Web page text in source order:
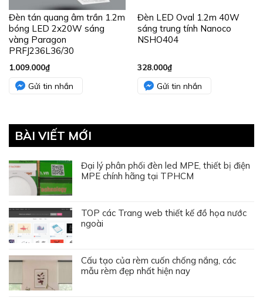
Đèn tán quang âm trần 1.2m
bóng LED 2x20W sáng
vàng Paragon
PRFJ236L36/30
1.009.000₫
Gửi tin nhắn
Đèn LED Oval 1.2m 40W
sáng trung tính Nanoco
NSHO404
328.000₫
Gửi tin nhắn
BÀI VIẾT MỚI
Đại lý phân phối đèn led MPE, thiết bị điện
MPE chính hãng tại TPHCM
TOP các Trang web thiết kế đồ họa nước
ngoài
Cấu tạo của rèm cuốn chống nắng, các
mẫu rèm đẹp nhất hiện nay